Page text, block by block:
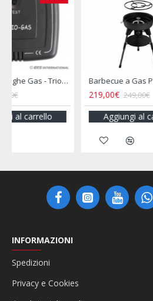
Bollitore 2L Acciaio Inox per Camper e Campeggio
Aggiungi al carrello
INFORMAZIONI
Spedizioni
Privacy e Cookies